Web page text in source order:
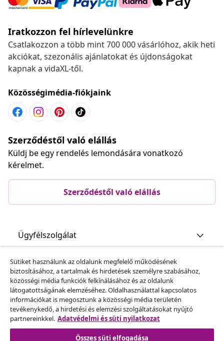
Iratkozzon fel hírlevelünkre
Csatlakozzon a több mint 700 000 vásárlóhoz, akik heti
akciókat, szezonális ajánlatokat és újdonságokat
kapnak a vidaXL-től.
Közösségimédia-fiókjaink
Szerződéstől való elállás
Küldj be egy rendelés lemondására vonatkozó
kérelmet.
Szerződéstől való elállás
Ügyfélszolgálat
Üzlet
vidaXL
Fedezz fel többet
Sütiket használunk az oldalunk megfelelő működésének
biztosításához, a tartalmak és hirdetések személyre szabásához,
közösségi média funkciók felkínálásához és az oldalunk
látogatottságának elemzéséhez. Oldalhasználattal kapcsolatos
információkat is megosztunk a közösségi média területén
tevékenykedő, a hirdetési és elemzési szolgáltatásokat nyújtó
partnereinkkel. Adatvédelmi és süti nyilatkozat
Összes süti elfogadása